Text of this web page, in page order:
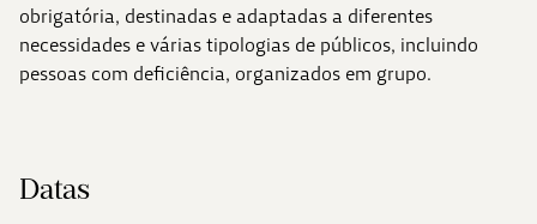
obrigatória, destinadas e adaptadas a diferentes
necessidades e várias tipologias de públicos, incluindo
pessoas com deficiência, organizados em grupo.
Datas